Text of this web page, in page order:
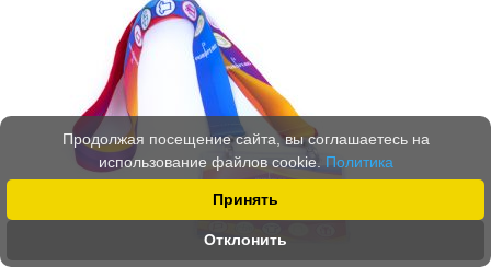
Принять
Отклонить
Продолжая посещение сайта, вы соглашаетесь на
использование файлов cookie. Политика